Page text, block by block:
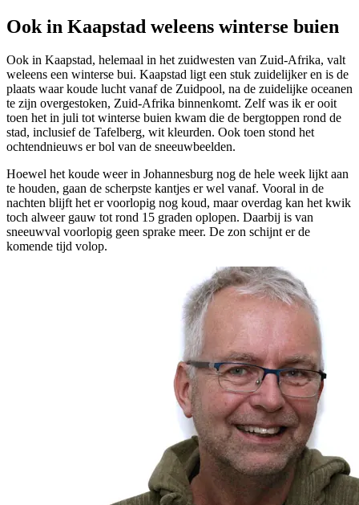
Ook in Kaapstad weleens winterse buien
Ook in Kaapstad, helemaal in het zuidwesten van Zuid-Afrika, valt
weleens een winterse bui. Kaapstad ligt een stuk zuidelijker en is de
plaats waar koude lucht vanaf de Zuidpool, na de zuidelijke oceanen
te zijn overgestoken, Zuid-Afrika binnenkomt. Zelf was ik er ooit
toen het in juli tot winterse buien kwam die de bergtoppen rond de
stad, inclusief de Tafelberg, wit kleurden. Ook toen stond het
ochtendnieuws er bol van de sneeuwbeelden.
Hoewel het koude weer in Johannesburg nog de hele week lijkt aan
te houden, gaan de scherpste kantjes er wel vanaf. Vooral in de
nachten blijft het er voorlopig nog koud, maar overdag kan het kwik
toch alweer gauw tot rond 15 graden oplopen. Daarbij is van
sneeuwval voorlopig geen sprake meer. De zon schijnt er de
komende tijd volop.